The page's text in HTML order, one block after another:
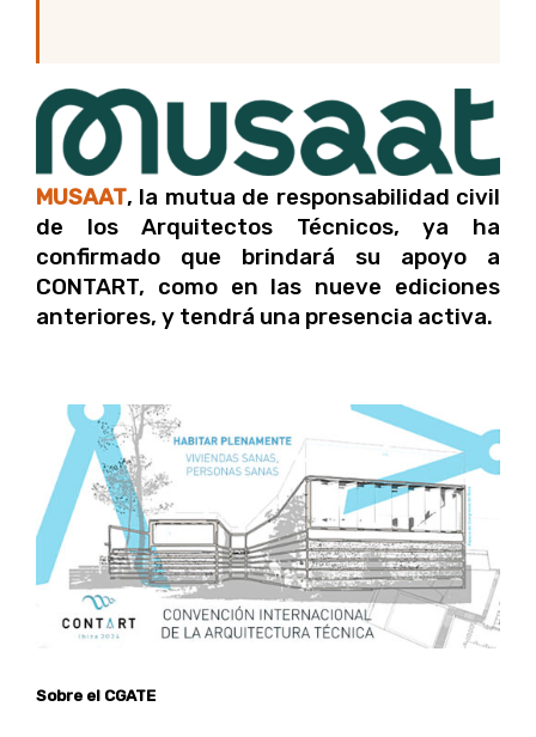
MUSAAT, la mutua de responsabilidad civil
de los Arquitectos Técnicos, ya ha
confirmado que brindará su apoyo a
CONTART, como en las nueve ediciones
anteriores, y tendrá una presencia activa.
Sobre el CGATE